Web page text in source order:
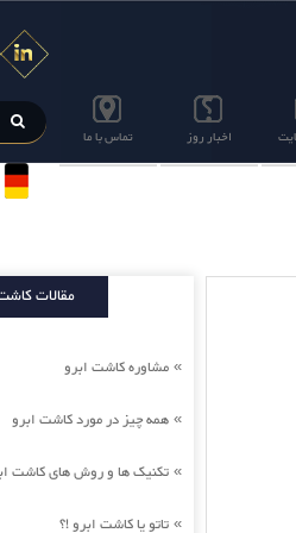
اخبار روز تماس با ما
مقالات
» مشاوره کاشت ابرو
» همه چیز در مورد کاشت ابرو
» تکنیک ها و روش های کاشت
» تاتو یا کاشت ابرو !؟